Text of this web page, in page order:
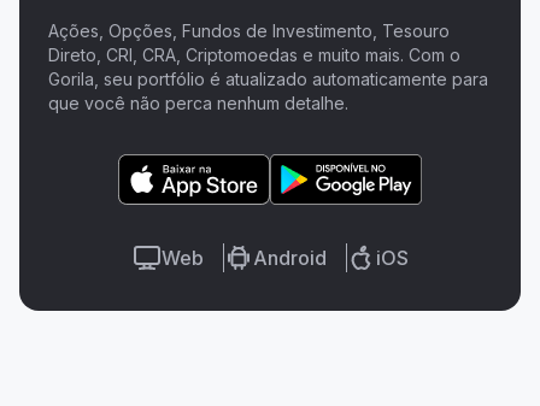
Ações, Opções, Fundos de Investimento, Tesouro
Direto, CRI, CRA, Criptomoedas e muito mais. Com o
Gorila, seu portfólio é atualizado automaticamente para
que você não perca nenhum detalhe.
Web Android iOS